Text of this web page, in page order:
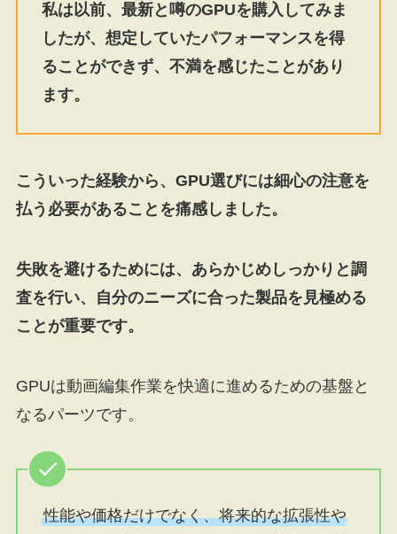
私は以前、最新と噂のGPUを購入してみま
したが、想定していたパフォーマンスを得
ることができず、不満を感じたことがあり
ます。
こういった経験から、GPU選びには細心の注意を
払う必要があることを痛感しました。
失敗を避けるためには、あらかじめしっかりと調
査を行い、自分のニーズに合った製品を見極める
ことが重要です。
GPUは動画編集作業を快適に進めるための基盤と
なるパーツです。
性能や価格だけでなく、将来的な拡張性や